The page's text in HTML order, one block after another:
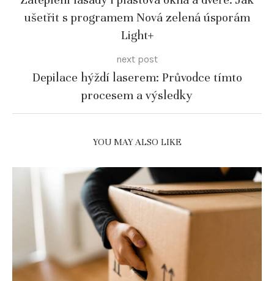
ušetřit s programem Nová zelená úsporám
Light+
next post
Depilace hýždí laserem: Průvodce tímto
procesem a výsledky
YOU MAY ALSO LIKE